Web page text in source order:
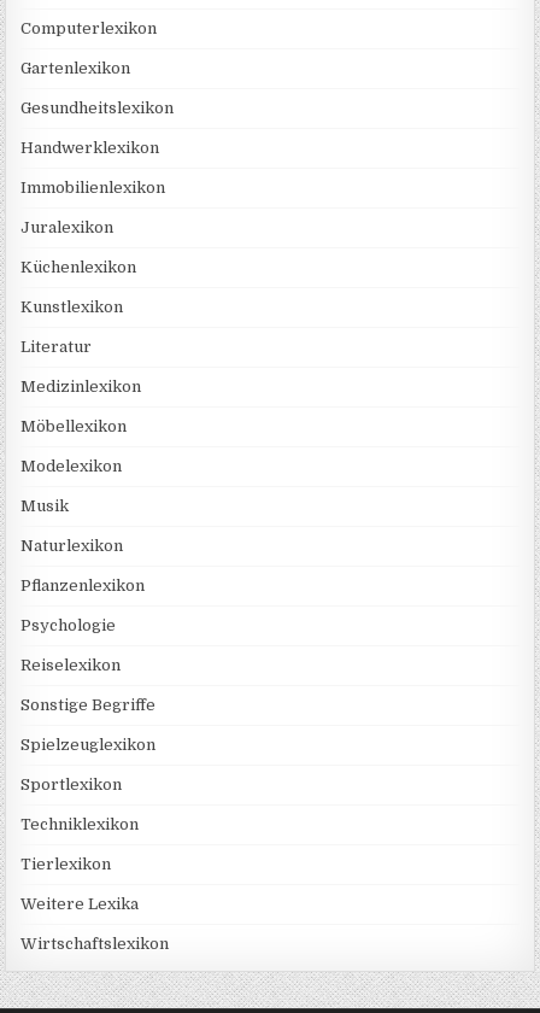
Computerlexikon
Gartenlexikon
Gesundheitslexikon
Handwerklexikon
Immobilienlexikon
Juralexikon
Küchenlexikon
Kunstlexikon
Literatur
Medizinlexikon
Möbellexikon
Modelexikon
Musik
Naturlexikon
Pflanzenlexikon
Psychologie
Reiselexikon
Sonstige Begriffe
Spielzeuglexikon
Sportlexikon
Techniklexikon
Tierlexikon
Weitere Lexika
Wirtschaftslexikon